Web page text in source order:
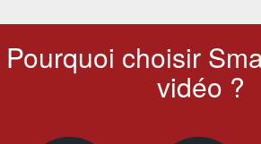
Pourquoi choisir
vidéo ?